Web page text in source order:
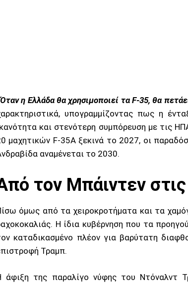
η Ελλάδα θα χρησιμοποιεί τα F-35, θα
υπογραμμίζοντας πως η
και στενότερη συμπόρευση με τις
μαχητικών F-35A ξεκινά το 2027, οι
αναμένεται το 2030.
τον Μπάιντεν
όμως από τα χειροκροτήματα και τα
Η ίδια κυβέρνηση που τα
καταδικασμένο πλέον για βαρύτατη
Τραμπ.
άφιξη της παραλίγο νύφης του Ντόναλντ